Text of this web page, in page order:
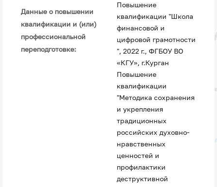
Данные о повышении
квалификации и (или)
профессиональной
переподготовке:
Повышение
квалификации "Школа
финансовой и
цифровой грамотности
", 2022 г., ФГБОУ ВО
«КГУ», г.Курган
Повышение
квалификации
"Методика сохранения
и укрепления
традиционных
российских духовно-
нравственных
ценностей и
профилактики
деструктивной